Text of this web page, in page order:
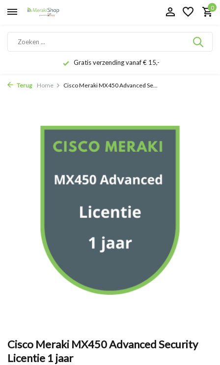
0
Gratis verzending vanaf € 15,-
Terug Home Cisco Meraki MX450 Advanced Se...
Cisco Meraki MX450 Advanced Security
Licentie 1 jaar